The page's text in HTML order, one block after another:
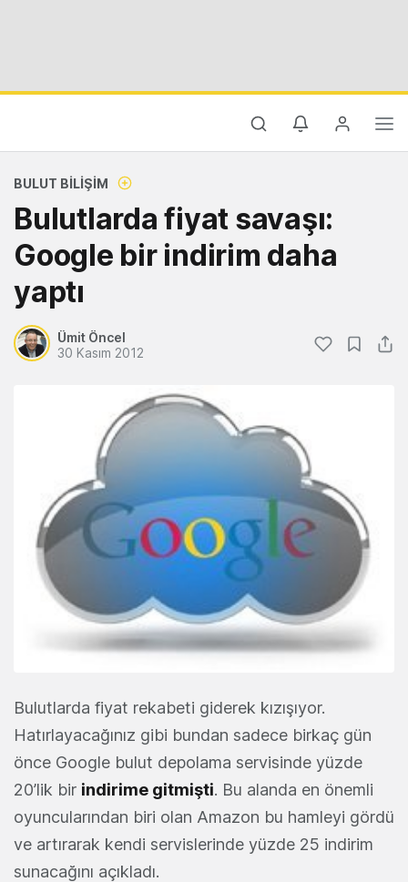
BULUT BILIŞIM
Bulutlarda fiyat savaşı:
Google bir indirim daha
yaptı
Ümit Öncel
30 Kasım 2012
Bulutlarda fiyat rekabeti giderek kızışıyor.
Hatırlayacağınız gibi bundan sadece birkaç gün
önce Google bulut depolama servisinde yüzde
20’lik bir indirime gitmişti. Bu alanda en önemli
oyuncularından biri olan Amazon bu hamleyi gördü
ve artırarak kendi servislerinde yüzde 25 indirim
sunacağını açıkladı.